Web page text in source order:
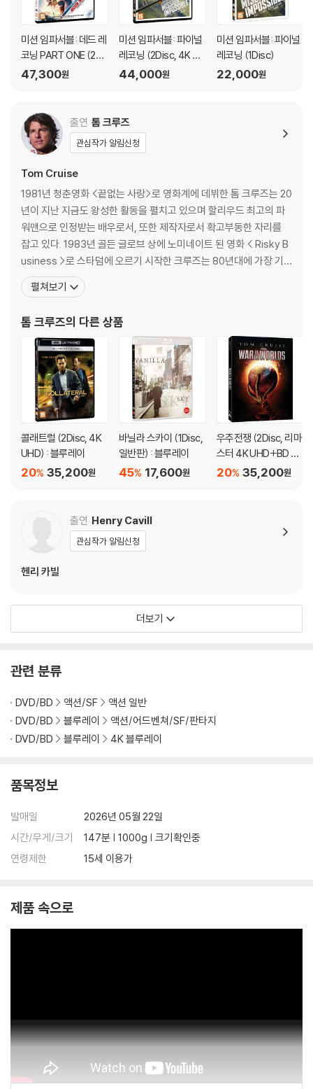
※ 디스크 외관 불량
디스크에 미세한 잔 흠집이 남아있거나 인쇄 면이 깨끗하지 않은 경우가
있으며, 상품의 불량이 아닙니다. 단, 재생에 이상이 있는 경우에는 불량으
로 인한 반품/교환이 가능합니다.
1) 불량으로 인한 교환/반품 요청 시에는 불량 확인을 위해 개봉 시의 동영
상을 요청할 수 있으며, 동영상이 없는 경우 교환/반품이 제한될 수 있습니
관련 사진과 동영상 및 재생 기기 모델명을 첨부하여 첨부하여 고객센터에
문의 바랍니다.
2) 사양 오인지, 오 구매, 변심 사유로의 반품은 제품 개봉 전에만 운임비
부담 후 처리 가능합니다.
3) 스틸북 한정판, 초회 한정판의 경우 제작 수량이 한정되어 있고, 택배
이동 과정에서의 손상이 발생하면, 재 판매가 어려우므로 신중한 구매 선
4) 한정판 상품의 변심, 오구매로 인한 반품은 회송된 상품의 상태 확인 후
탁드립니다.
미션 임파서블: 데드 레
코닝 PART ONE (2Di
sc, 4K UHD+BD Bon
47,300원
미션 임파서블: 파이널
레코닝 (2Disc, 4K UH
D+BD Bonus) : 블루
44,000원
미션 임파서블: 파이널
레코닝 (1Disc)
22,000원
출연 톰 크루즈
관심작가 알림신청
Tom Cruise
1981년 청춘영화 <끝없는 사랑>로 영화계에 데뷔한 톰 크루즈는 20
년이 지난 지금도 왕성한 활동을 펼치고 있으며 할리우드 최고의 파
워맨으로 인정받는 배우로서, 또한 제작자로서 확고부동한 자리를
잡고 있다. 1983년 골든 글로브 상에 노미네이트 된 영화 < Risky B
usiness >로 스타덤에 오르기 시작한 크루즈는 80년대에 가장 기
억에 남는 역할 중 하나로 영화 <탑건>의 비행기 조종사 역을 맡았
다. 이후 아카데미 수상작 <레인 맨>, <컬러 오브 머니>, <칵테일>,
꾸준히 자신의 연기력과 스타성을
펼쳐보기
톰 크루즈의 다른 상품
콜래트럴 (2Disc, 4K
UHD) : 블루레이
35,200원
20%
바닐라 스카이 (1Disc,
일반판) : 블루레이
17,600원
45%
우주전쟁 (2Disc, 리마
스터 4K UHD+BD 슬
립케이스 한정판) : 블
35,200원
20%
출연 Henry Cavill
관심작가 알림신청
헨리 카빌
더보기
관련 분류
DVD/BD 액션/SF
액션 일반
DVD/BD
블루레이
액션/어드벤쳐/SF/판타지
DVD/BD
블루레이 4K 블루레이
품목정보
발매일
2026년 05월 22일
시간/무게/크기
147분 | 1000g | 크기확인중
연령제한
15세 이용가
제품 속으로